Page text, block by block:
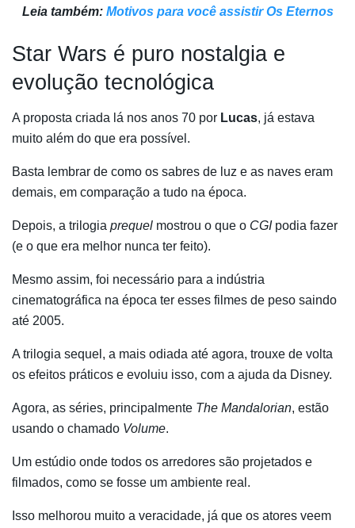
Leia também: Motivos para você assistir Os Eternos
Star Wars é puro nostalgia e
evolução tecnológica
A proposta criada lá nos anos 70 por Lucas, já estava
muito além do que era possível.
Basta lembrar de como os sabres de luz e as naves eram
demais, em comparação a tudo na época.
Depois, a trilogia prequel mostrou o que o CGIpodia fazer
(e o que era melhor nunca ter feito).
Mesmo assim, foi necessário para a indústria
cinematográfica na época ter esses filmes de peso saindo
até 2005.
A trilogia sequel, a mais odiada até agora, trouxe de volta
os efeitos práticos e evoluiu isso, com a ajuda da Disney.
Agora, as séries, principalmente The Mandalorian, estão
usando o chamado Volume.
Um estúdio onde todos os arredores são projetados e
filmados, como se fosse um ambiente real.
Isso melhorou muito a veracidade, já que os atores veem